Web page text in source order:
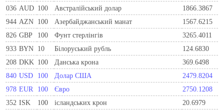
036 AUD 100 Австралійський долар
1866.3867
944 AZN 100 Азербайджанський манат
1567.6215
826 GBP 100 Фунт стерлінгів
3265.4011
933 BYN 10 Бiлоруський рубль
124.6830
208 DKK 100 Данська крона
369.6498
840 USD 100 Долар США
2479.8204
978 EUR 100 Євро
2750.1208
352 ISK 100 ісландських крон
20.6979